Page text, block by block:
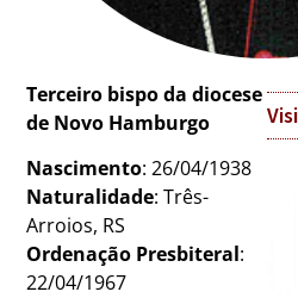
Terceiro bispo da diocese
de Novo Hamburgo
Nascimento: 26/04/1938
Naturalidade: Três-
Arroios, RS
Ordenação Presbiteral:
22/04/1967